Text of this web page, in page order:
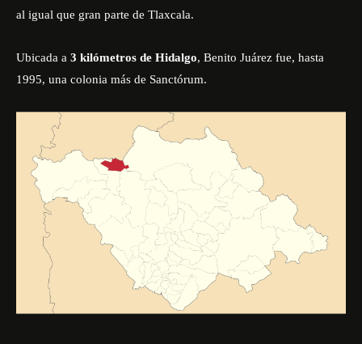
al igual que gran parte de Tlaxcala.
Ubicada a 3 kilómetros de Hidalgo, Benito Juárez fue, hasta
1995, una colonia más de Sanctórum.